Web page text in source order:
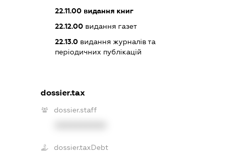
22.11.00 видання книг
22.12.00 видання газет
22.13.0 видання журналів та
періодичних публікацій
dossier.tax
dossier.staff
dossier.taxDebt